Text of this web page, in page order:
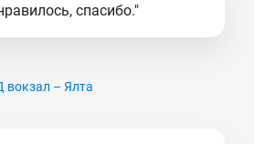
спасибо."
– Ялта